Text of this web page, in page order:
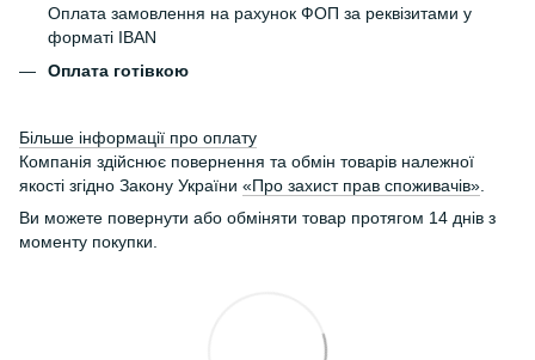
Оплата замовлення на рахунок ФОП за реквізитами у
форматі IBAN
Оплата готівкою
Більше інформації про оплату
Компанія здійснює повернення та обмін товарів належної
якості згідно Закону України «Про захист прав споживачів»
Ви можете повернути або обміняти товар протягом 14 днів з
моменту покупки.